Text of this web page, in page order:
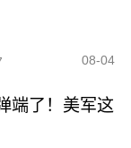
08-04
端了！美军这